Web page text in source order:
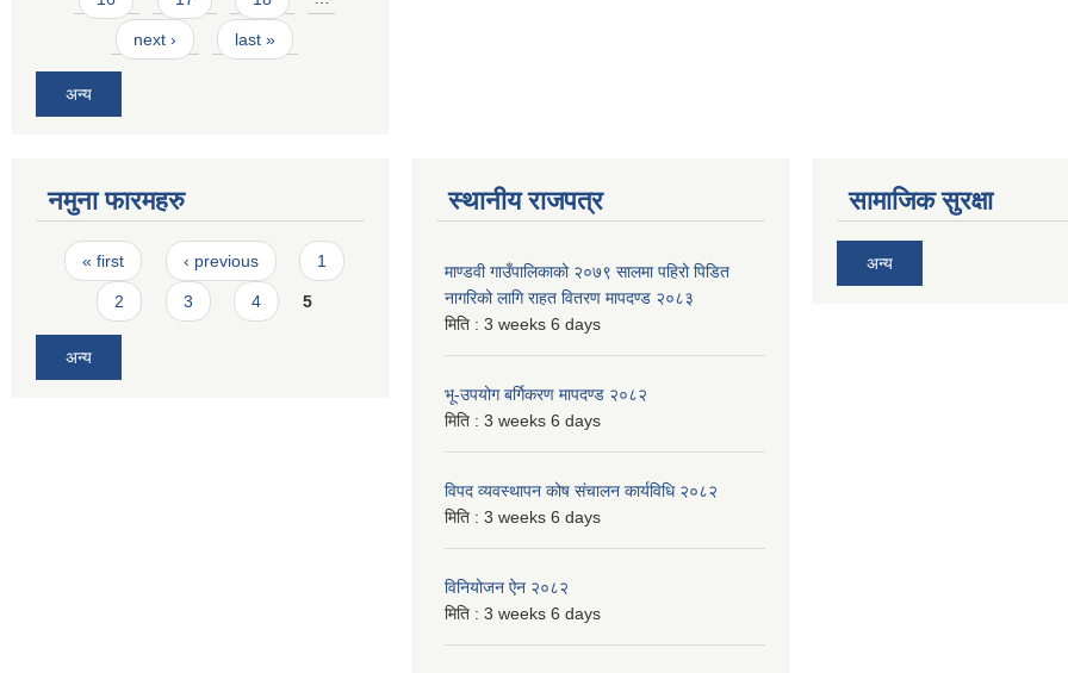
next › last »
अन्य
नमुना फारमहरु
Pages
« first ‹ previous 1
2 3 4 5
अन्य
स्थानीय राजपत्र
माण्डवी गाउँपालिकाको २०७९ सालमा पहिरो पिडित
नागरिको लागि राहत वितरण मापदण्ड २०८३
मिति : 3 weeks 6 days
भू-उपयोग बर्गिकरण मापदण्ड २०८२
मिति : 3 weeks 6 days
विपद व्यवस्थापन कोष संचालन कार्यविधि २०८२
मिति : 3 weeks 6 days
विनियोजन ऐन २०८२
मिति : 3 weeks 6 days
सामाजिक सुरक्षा
अन्य